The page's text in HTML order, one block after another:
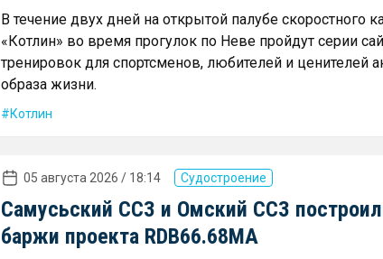
В течение двух дней на открытой палубе скоростного
«Котлин» во время прогулок по Неве пройдут серии
тренировок для спортсменов, любителей и ценителей
образа жизни.
Котлин
05 августа 2026 / 18:14 Судостроение
Самусьский ССЗ и Омский ССЗ
баржи проекта RDB66.68МА